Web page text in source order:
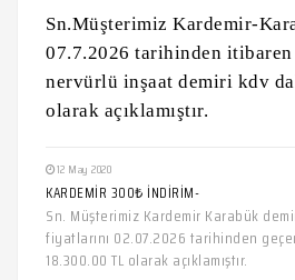
Sn.Müşterimiz Kardemir-
07.7.2026 tarihinden
nervürlü inşaat demiri kdv
olarak açıklamıştır.
12 May 2020
KARDEMİR 300₺ İNDİRİM-
Sn. Müşterimiz Kardemir Karabük
fiyatlarını 02.07.2026 tarihinden
18.300.00 TL olarak açıklamıştır.